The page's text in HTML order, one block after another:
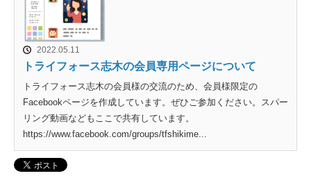
2022.05.11
トライフォース志木の会員専用ページについて
トライフォース志木の会員様の交流のため、会員様限定の
Facebookページを作成しています。ぜひご参加ください。スパー
リング動画などもここで共有しています。
https://www.facebook.com/groups/tfshikime...